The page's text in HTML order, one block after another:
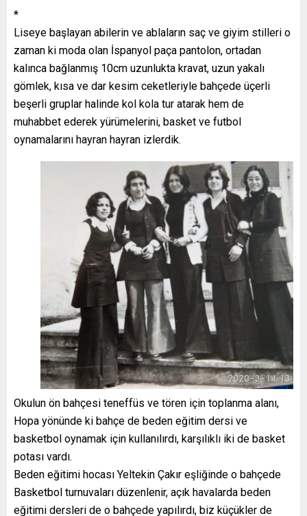
*
Liseye başlayan abilerin ve ablaların saç ve giyim stilleri o
zaman ki moda olan İspanyol paça pantolon, ortadan
kalınca bağlanmış 10cm uzunlukta kravat, uzun yakalı
gömlek, kısa ve dar kesim ceketleriyle bahçede üçerli
beşerli gruplar halinde kol kola tur atarak hem de
muhabbet ederek yürümelerini, basket ve futbol
oynamalarını hayran hayran izlerdik.
Okulun ön bahçesi teneffüs ve tören için toplanma alanı,
Hopa yönünde ki bahçe de beden eğitim dersi ve
basketbol oynamak için kullanılırdı, karşılıklı iki de basket
potası vardı.
Beden eğitimi hocası Yeltekin Çakır eşliğinde o bahçede
Basketbol turnuvaları düzenlenir, açık havalarda beden
eğitimi dersleri de o bahçede yapılırdı, biz küçükler de